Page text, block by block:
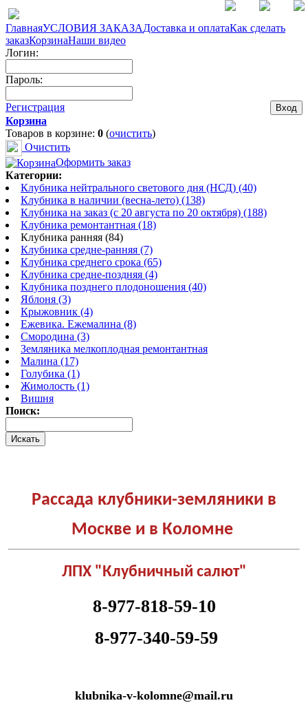
ГлавнаяУСЛОВИЯ ЗАКАЗАДоставка и оплатаКак сделать
заказКорзинаНаши видео
Логин:
Пароль:
Регистрация
Корзина
Товаров в корзине: 0 (очистить)
Очистить
Оформить заказ
Категории:
Клубника нейтрального светового дня (НСД) (40)
Клубника в наличии (весна-лето) (138)
Клубника на заказ (с 20 августа по 20 октября) (188)
Клубника ремонтантная (18)
Клубника ранняя (84)
Клубника средне-ранняя (7)
Клубника среднего срока (65)
Клубника средне-поздняя (4)
Клубника позднего плодоношения (40)
Яблоня (3)
Крыжовник (4)
Ежевика. Ежемалина (8)
Смородина (3)
Земляника мелкоплодная ремонтантная
Малина (17)
Голубика (1)
Жимолость (1)
Вишня
Поиск:
Рассада клубники-земляники в
Москве и в Коломне
ЛПХ "Клубничный салют"
8-977-818-59-10
8-977-340-59-59
klubnika-v-kolomne@mail.ru